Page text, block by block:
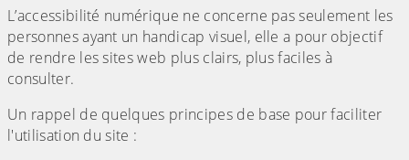
L’accessibilité numérique ne concerne pas seulement les
personnes ayant un handicap visuel, elle a pour objectif
de rendre les sites web plus clairs, plus faciles à
consulter.
Un rappel de quelques principes de base pour faciliter
l'utilisation du site :